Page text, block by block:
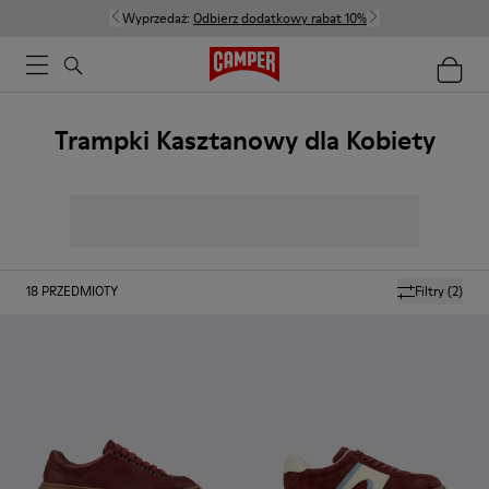
Wyprzedaż: Odbierz dodatkowy rabat 10%
Trampki Kasztanowy dla Kobiety
Filtry(2)
18 PRZEDMIOTY